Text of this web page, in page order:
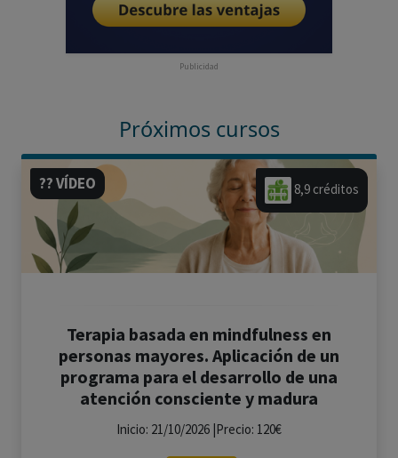
Publicidad
Próximos cursos
8,9 créditos
?? VÍDEO
Terapia basada en mindfulness en
personas mayores. Aplicación de un
programa para el desarrollo de una
atención consciente y madura
Inicio: 21/10/2026 |Precio: 120€